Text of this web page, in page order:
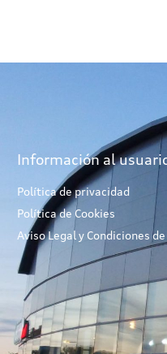
Información al
Política de privacidad
Política de Cookies
Aviso Legal y Condiciones